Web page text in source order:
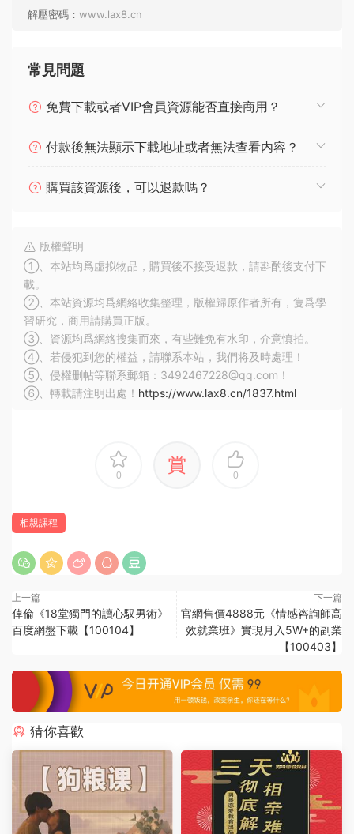
解壓密碼： www.lax8.cn
常見問題
免費下載或者VIP會員資源能否直接商用？
付款後無法顯示下載地址或者無法查看内容？
購買該資源後，可以退款嗎？
版權聲明
①、本站均爲虛拟物品，購買後不接受退款，請斟酌後支付下
載。
②、本站資源均爲網絡收集整理，版權歸原作者所有，隻爲學
習研究，商用請購買正版。
③、資源均爲網絡搜集而來，有些難免有水印，介意慎拍。
④、若侵犯到您的權益，請聯系本站，我們将及時處理！
⑤、侵權删帖等聯系郵箱：3492467228@qq.com！
⑥、轉載請注明出處！ https://www.lax8.cn/1837.html
0 賞 0
相親課程
上一篇
倬倫《18堂獨門的讀心馭男術》
百度網盤下載【100104】
下一篇
官網售價4888元《情感咨詢師高
效就業班》實現月入5W+的副業
【100403】
猜你喜歡